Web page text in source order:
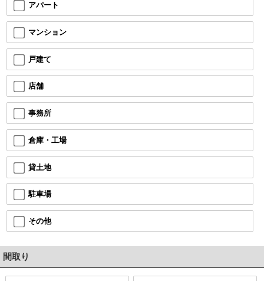
アパート
マンション
戸建て
店舗
事務所
倉庫・工場
貸土地
駐車場
その他
間取り